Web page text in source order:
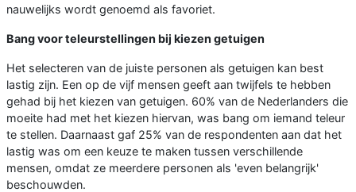
nauwelijks wordt genoemd als favoriet.
Bang voor teleurstellingen bij kiezen getuigen
Het selecteren van de juiste personen als getuigen kan best
lastig zijn. Een op de vijf mensen geeft aan twijfels te hebben
gehad bij het kiezen van getuigen. 60% van de Nederlanders die
moeite had met het kiezen hiervan, was bang om iemand teleur
te stellen. Daarnaast gaf 25% van de respondenten aan dat het
lastig was om een keuze te maken tussen verschillende
mensen, omdat ze meerdere personen als 'even belangrijk'
beschouwden.